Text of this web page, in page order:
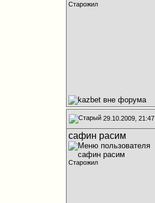
Старожил
29.10.2009, 21:47
сафин расим
Старожил